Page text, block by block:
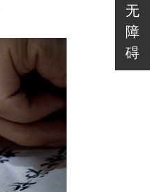
无
障
碍